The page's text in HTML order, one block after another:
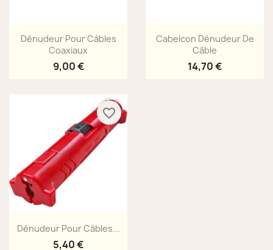
Aperçu rapide
Dénudeur Pour Câbles
Coaxiaux
9,00 €
Aperçu rapide
Cabelcon Dénudeur De
Câble
14,70 €
Aperçu rapide
Dénudeur Pour Câbles...
5,40 €
favorite_border